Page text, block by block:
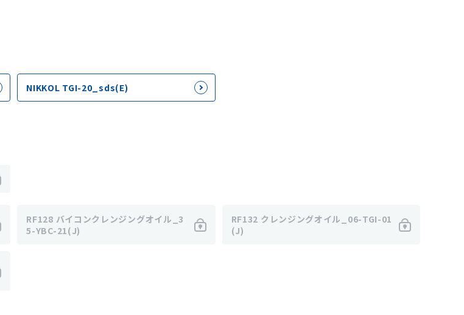
NIKKOL TGI-20_sds(E)
RF128 バイコンクレンジングオイル_3
5-YBC-21(J)
RF132 クレンジングオイル_06-TGI-01
(J)